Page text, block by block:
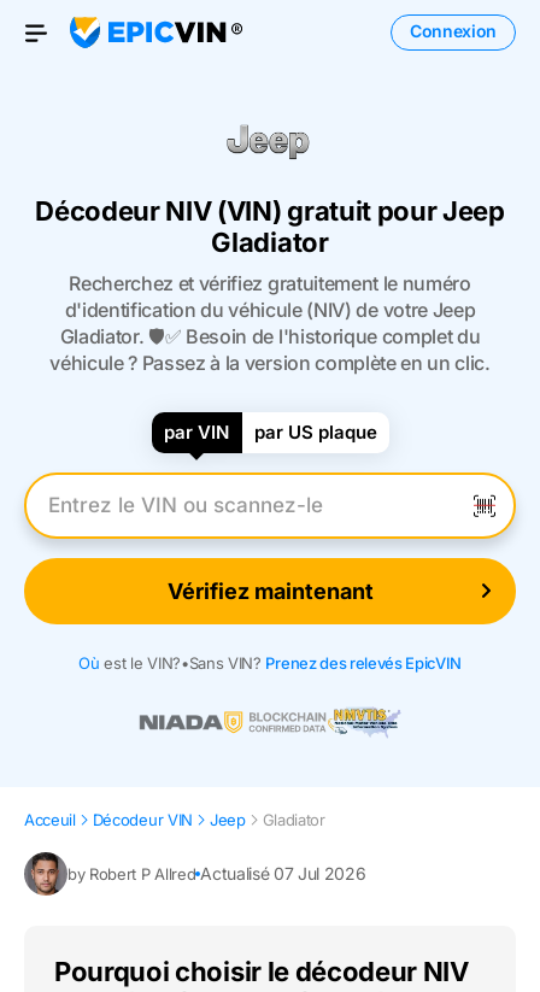
Open Menu
Connexion
Décodeur NIV (VIN) gratuit pour Jeep
Gladiator
Recherchez et vérifiez gratuitement le numéro
d'identification du véhicule (NIV) de votre Jeep
Gladiator. 🛡️✅ Besoin de l'historique complet du
véhicule ? Passez à la version complète en un clic.
par VIN par US plaque
Entrez le numéro VIN
Vérifiez maintenant
Où est le VIN?•Sans VIN? Prenez des relevés EpicVIN
Acceuil Décodeur VIN Jeep Gladiator
by Robert P Allred Actualisé 07 Jul 2026
Pourquoi choisir le décodeur NIV